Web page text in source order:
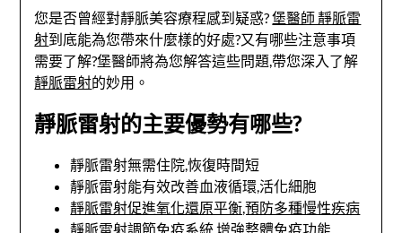
您是否曾經對靜脈美容療程感到疑惑?堡醫師 靜脈雷
射到底能為您帶來什麼樣的好處?又有哪些注意事項
需要了解?堡醫師將為您解答這些問題,帶您深入了解
靜脈雷射的妙用。
靜脈雷射的主要優勢有哪些?
靜脈雷射無需住院,恢復時間短
靜脈雷射能有效改善血液循環,活化細胞
靜脈雷射促進氧化還原平衡,預防多種慢性疾病
靜脈雷射調節免疫系統,增強整體免疫功能